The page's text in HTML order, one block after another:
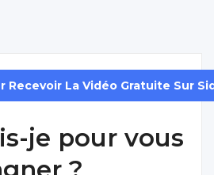
Recevoir La Vidéo Gratuite Sur
je pour vous